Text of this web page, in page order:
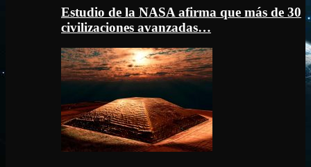
Estudio de la NASA afirma que más de 30
civilizaciones avanzadas…